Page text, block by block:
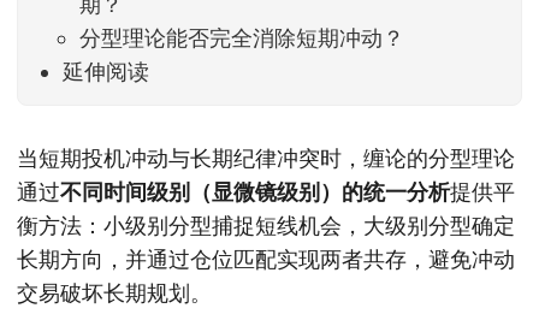
分型理论能否完全消除短期冲动？
延伸阅读
当短期投机冲动与长期纪律冲突时，缠论的分型理论
通过不同时间级别（显微镜级别）的统一分析提供平
衡方法：小级别分型捕捉短线机会，大级别分型确定
长期方向，并通过仓位匹配实现两者共存，避免冲动
交易破坏长期规划。